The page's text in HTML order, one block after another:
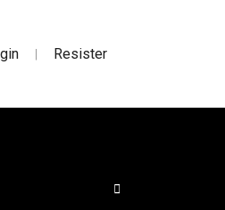
| Resister